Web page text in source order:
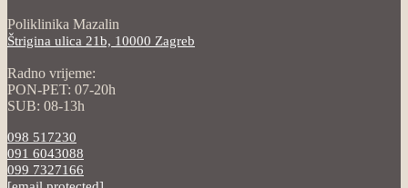
Poliklinika Mazalin
Štrigina ulica 21b, 10000 Zagreb
Radno vrijeme:
PON-PET: 07-20h
SUB: 08-13h
098 517230
091 6043088
099 7327166